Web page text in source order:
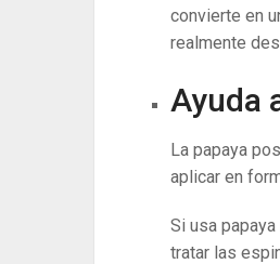
convierte en
realmente
Ayuda
La papaya
aplicar en
Si usa
tratar las